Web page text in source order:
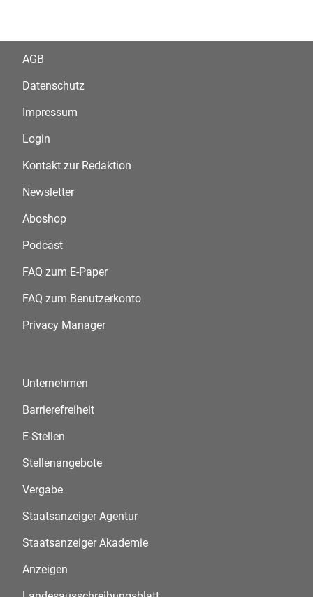
AGB
Datenschutz
Impressum
Login
Kontakt zur Redaktion
Newsletter
Aboshop
Podcast
FAQ zum E-Paper
FAQ zum Benutzerkonto
Privacy Manager
Unternehmen
Barrierefreiheit
E-Stellen
Stellenangebote
Vergabe
Staatsanzeiger Agentur
Staatsanzeiger Akademie
Anzeigen